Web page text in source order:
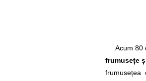
Acum 80
frumusețe
frumusețea